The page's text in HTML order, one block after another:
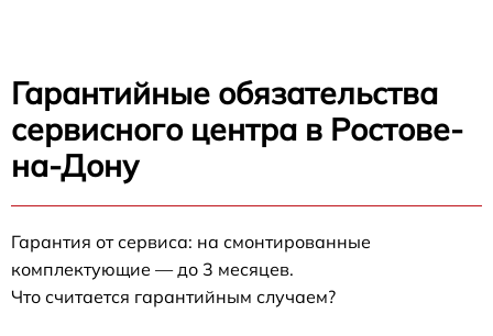
Гарантийные обязательства
сервисного центра в Ростове-
на-Дону
Гарантия от сервиса: на смонтированные
комплектующие — до 3 месяцев.
Что считается гарантийным случаем?